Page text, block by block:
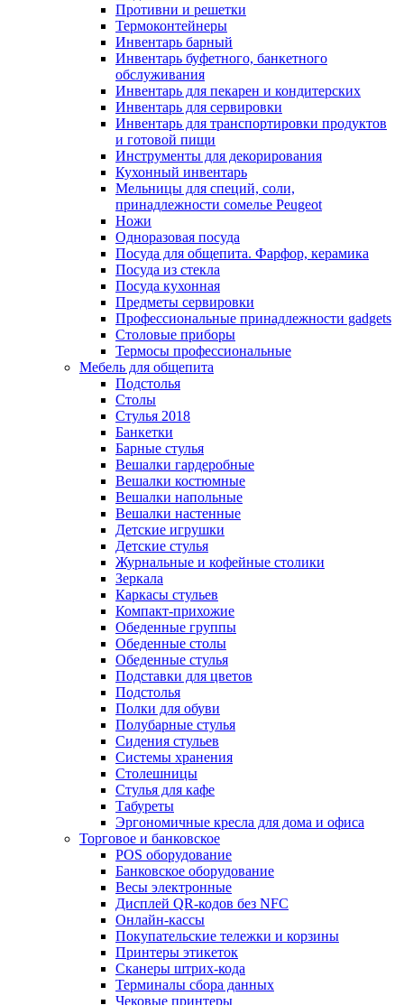
Противни и решетки
Термоконтейнеры
Инвентарь барный
Инвентарь буфетного, банкетного
обслуживания
Инвентарь для пекарен и кондитерских
Инвентарь для сервировки
Инвентарь для транспортировки продуктов
и готовой пищи
Инструменты для декорирования
Кухонный инвентарь
Мельницы для специй, соли,
принадлежности сомелье Peugeot
Ножи
Одноразовая посуда
Посуда для общепита. Фарфор, керамика
Посуда из стекла
Посуда кухонная
Предметы сервировки
Профессиональные принадлежности gadgets
Столовые приборы
Термосы профессиональные
Мебель для общепита
Подстолья
Столы
Стулья 2018
Банкетки
Барные стулья
Вешалки гардеробные
Вешалки костюмные
Вешалки напольные
Вешалки настенные
Детские игрушки
Детские стулья
Журнальные и кофейные столики
Зеркала
Каркасы стульев
Компакт-прихожие
Обеденные группы
Обеденные столы
Обеденные стулья
Подставки для цветов
Подстолья
Полки для обуви
Полубарные стулья
Сидения стульев
Системы хранения
Столешницы
Стулья для кафе
Табуреты
Эргономичные кресла для дома и офиса
Торговое и банковское
POS оборудование
Банковское оборудование
Весы электронные
Дисплей QR-кодов без NFC
Онлайн-кассы
Покупательские тележки и корзины
Принтеры этикеток
Сканеры штрих-кода
Терминалы сбора данных
Чековые принтеры